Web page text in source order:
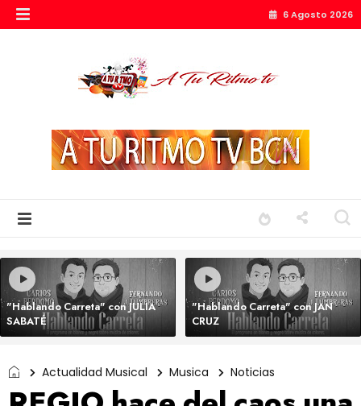
6 Agosto 2026
"Hablando Carreta" con JULIA
SABATÉ
"Hablando Carreta" con JAN
CRUZ
Actualidad Musical Musica Noticias